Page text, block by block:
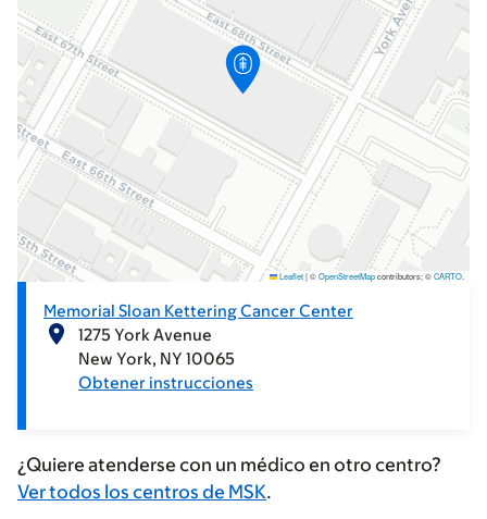
Memorial Sloan Kettering Cancer Center
1275 York Avenue
New York NY 10065
Obtener instrucciones
Leaflet|©OpenStreetMapcontributors; ©CARTO.
¿Quiere atenderse con un médico en otro centro?
Ver todos los centros de MSK.